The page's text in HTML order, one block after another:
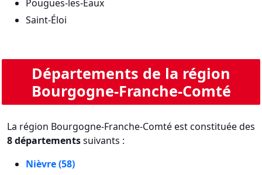
Pougues-les-Eaux
Saint-Éloi
Départements de la région
Bourgogne-Franche-Comté
La région Bourgogne-Franche-Comté est constituée des
8 départementssuivants :
Nièvre (58)